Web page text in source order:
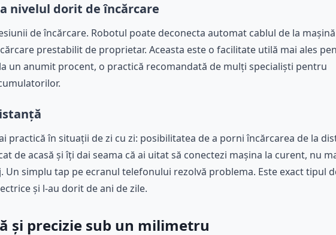
nivelul dorit de încărcare
de încărcare. Robotul poate deconecta automat cablul de la
prestabilit de proprietar. Aceasta este o facilitate utilă mai ales
un anumit procent, o practică recomandată de mulți specialiști pentru
practică în situații de zi cu zi: posibilitatea de a porni încărcarea de la
de acasă și îți dai seama că ai uitat să conectezi mașina la curent, nu
simplu tap pe ecranul telefonului rezolvă problema. Este exact tipul
și l-au dorit de ani de zile.
și precizie sub un milimetru